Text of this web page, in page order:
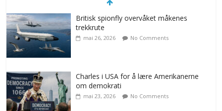
Britisk spionfly overvåket måkenes
trekkrute
mai 26, 2026 No Comments
Charles i USA for å lære Amerikanerne
om demokrati
mai 23, 2026 No Comments